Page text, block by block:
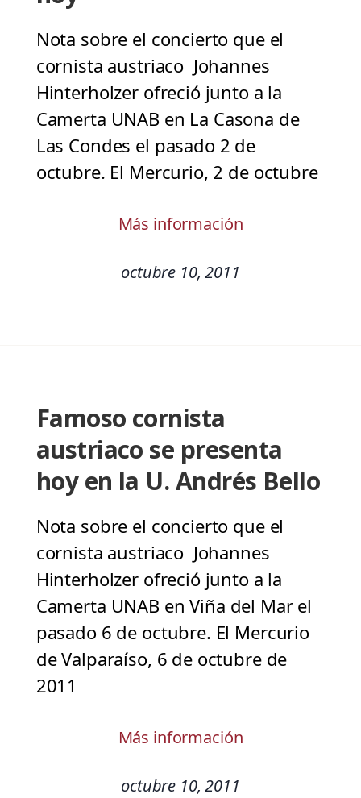
Nota sobre el concierto que el
cornista austriaco Johannes
Hinterholzer ofreció junto a la
Camerta UNAB en La Casona de
Las Condes el pasado 2 de
octubre. El Mercurio, 2 de octubre
Más información
octubre 10, 2011
Famoso cornista
austriaco se presenta
hoy en la U. Andrés Bello
Nota sobre el concierto que el
cornista austriaco Johannes
Hinterholzer ofreció junto a la
Camerta UNAB en Viña del Mar el
pasado 6 de octubre. El Mercurio
de Valparaíso, 6 de octubre de
2011
Más información
octubre 10, 2011